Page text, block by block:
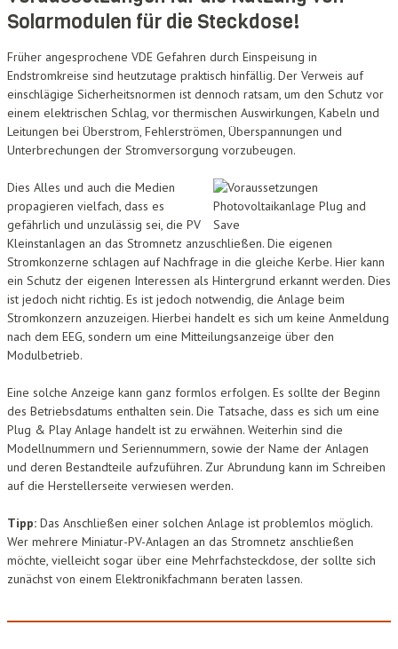
Solarmodulen für die Steckdose!
Früher angesprochene VDE Gefahren durch Einspeisung in
Endstromkreise sind heutzutage praktisch hinfällig. Der Verweis auf
einschlägige Sicherheitsnormen ist dennoch ratsam, um den Schutz vor
einem elektrischen Schlag, vor thermischen Auswirkungen, Kabeln und
Leitungen bei Überstrom, Fehlerströmen, Überspannungen und
Unterbrechungen der Stromversorgung vorzubeugen.
Dies Alles und auch die Medien
propagieren vielfach, dass es
gefährlich und unzulässig sei, die PV
Kleinstanlagen an das Stromnetz anzuschließen. Die eigenen
Stromkonzerne schlagen auf Nachfrage in die gleiche Kerbe. Hier kann
ein Schutz der eigenen Interessen als Hintergrund erkannt werden. Dies
ist jedoch nicht richtig. Es ist jedoch notwendig, die Anlage beim
Stromkonzern anzuzeigen. Hierbei handelt es sich um keine Anmeldung
nach dem EEG, sondern um eine Mitteilungsanzeige über den
Modulbetrieb.
Eine solche Anzeige kann ganz formlos erfolgen. Es sollte der Beginn
des Betriebsdatums enthalten sein. Die Tatsache, dass es sich um eine
Plug & Play Anlage handelt ist zu erwähnen. Weiterhin sind die
Modellnummern und Seriennummern, sowie der Name der Anlagen
und deren Bestandteile aufzuführen. Zur Abrundung kann im Schreiben
auf die Herstellerseite verwiesen werden.
Tipp: Das Anschließen einer solchen Anlage ist problemlos möglich.
Wer mehrere Miniatur-PV-Anlagen an das Stromnetz anschließen
möchte, vielleicht sogar über eine Mehrfachsteckdose, der sollte sich
zunächst von einem Elektronikfachmann beraten lassen.